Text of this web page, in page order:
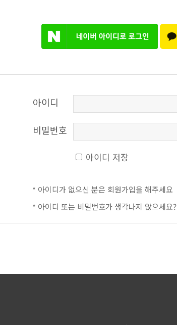
아이디
비밀번호
아이디 저장
* 아이디가 없으신 분은 회원가입을 해주세요
* 아이디 또는 비밀번호가 생각나지 않으세요?